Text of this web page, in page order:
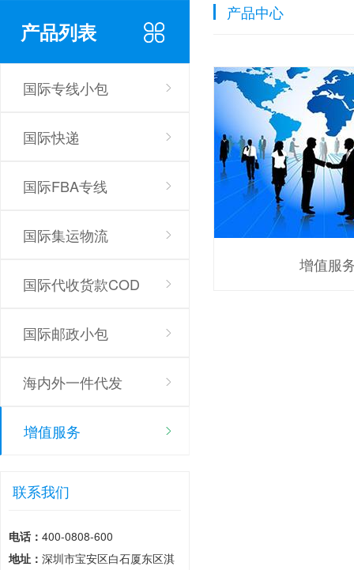
产品列表
国际专线小包
国际快递
国际FBA专线
国际集运物流
国际代收货款COD
国际邮政小包
海内外一件代发
增值服务
联系我们
电话： 400-0808-600
地址： 深圳市宝安区白石厦东区淇
产品中心
增值服